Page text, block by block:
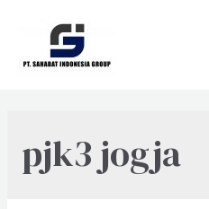
content
pjk3 jogja